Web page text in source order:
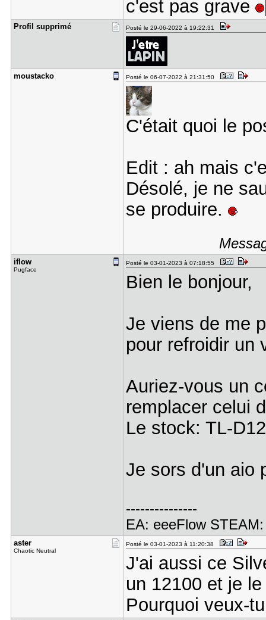
c'est pas grave
Profil sup​primé Posté le 29-06-2022 à 19:22:31
moustacko Posté le 06-07-2022 à 21:31:50
C'était quoi le
Edit : ah mais
Désolé, je ne
se produire.
iflow
Pugface
Posté le 03-01-2023 à 07:18:55
Bien le bonjour,
Je viens de me
pour refroidir un
Auriez-vous un
remplacer celui
Le stock: TL-
Je sors d'un aio
---------------
EA: eeeFlow
aster
Chaotic Neutral
Posté le 03-01-2023 à 11:20:38
J'ai aussi ce
un 12100 et je
Pourquoi veux-